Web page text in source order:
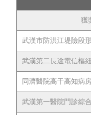
獲
武漢市防洪江堤險段
武漢第二長途電信樞
同濟醫院高干高知病
武漢第一醫院門診綜